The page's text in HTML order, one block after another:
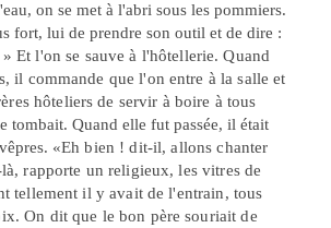
on se met à l'abri sous les pommiers.
fort, lui de prendre son outil et de dire :
» Et l'on se sauve à l'hôtellerie. Quand
il commande que l'on entre à la salle et
hôteliers de servir à boire à tous
tombait. Quand elle fut passée, il était
«Eh bien ! dit-il, allons chanter
rapporte un religieux, les vitres de
tellement il y avait de l'entrain, tous
On dit que le bon père souriait de